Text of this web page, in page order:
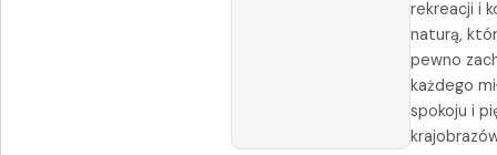
rekreacji i
naturą,
pewno
każdego
spokoju i